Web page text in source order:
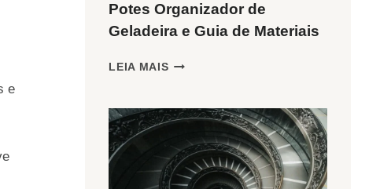
e
Potes Organizador de
Geladeira e Guia de Materiais
LEIA MAIS POTES
GELADEIRA
GUIA
DE
MATERIAIS